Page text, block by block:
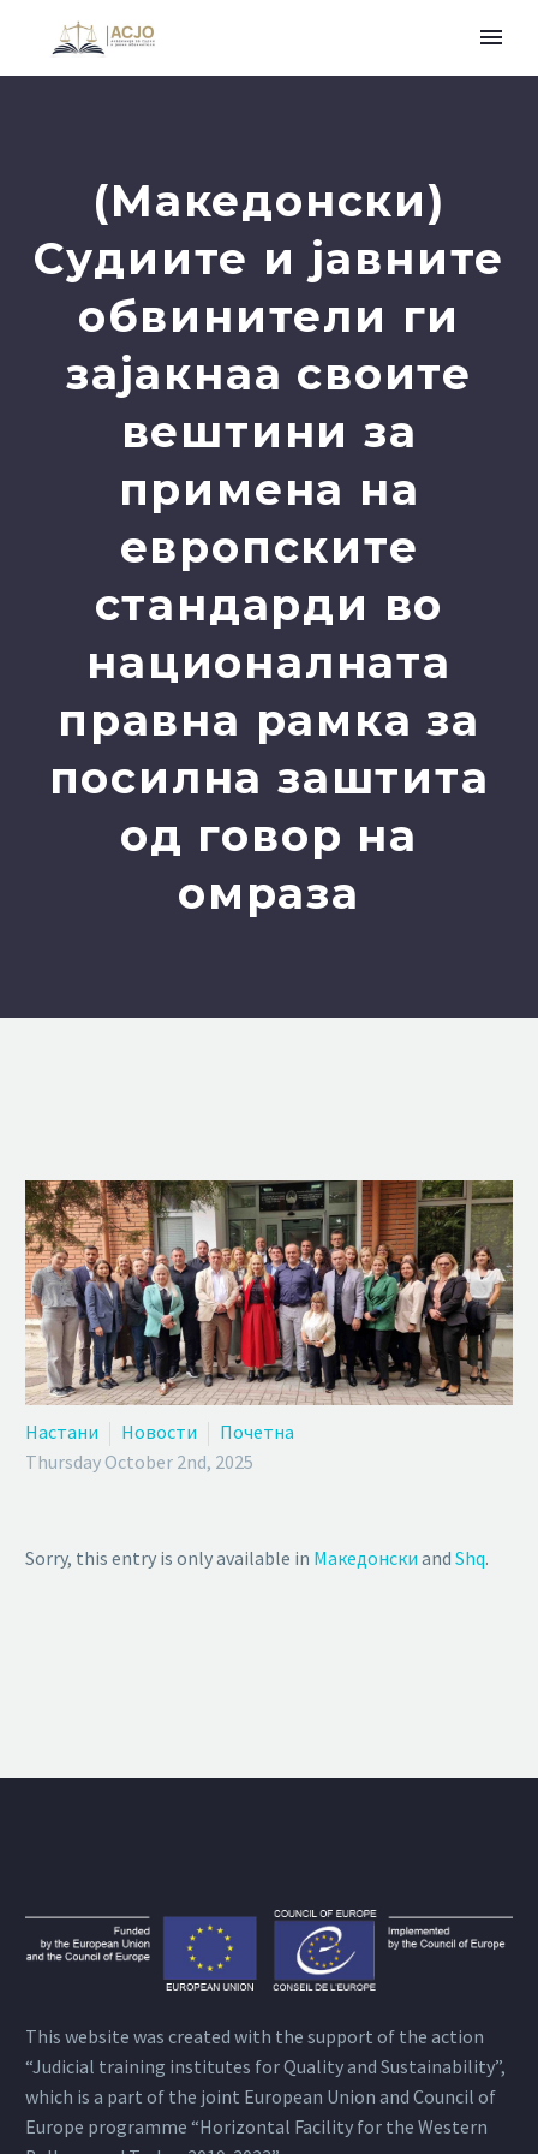
(Македонски)
Судиите и јавните
обвинители ги
зајакнаа своите
вештини за
примена на
европските
стандарди во
националната
правна рамка за
посилна заштита
од говор на
омраза
Настани Новости
Почетна
Thursday October 2nd, 2025
Sorry, this entry is only available in Македонски and Shq.
This website was created with the support of the action
“Judicial training institutes for Quality and Sustainability”,
which is a part of the joint European Union and Council of
Europe programme “Horizontal Facility for the Western